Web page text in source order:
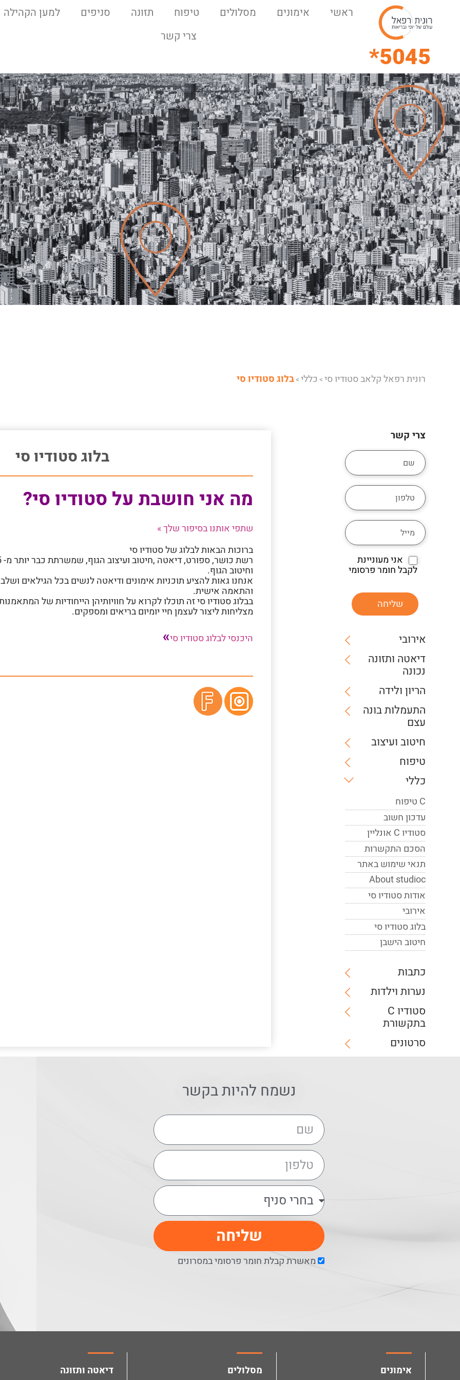
ראשי אימונים מסלולים טיפוח תזונה סניפים
למען הקהילה
צרי קשר
5045*
רונית רפאל קלאב סטודיו סי> כללי>בלוג סטודיו סי
צרי קשר
אני מעוניינת
לקבל חומר פרסומי
שליחה
אירובי
דיאטה ותזונה
נכונה
הריון ולידה
התעמלות בונה
עצם
חיטוב ועיצוב
טיפוח
כללי
C טיפוח
עדכון חשוב
סטודיו C אונליין
הסכם התקשרות
תנאי שימוש באתר
About studioc
אודות סטודיו סי
אירובי
בלוג סטודיו סי
חיטוב הישבן
כתבות
נערות וילדות
סטודיו C
בתקשורת
סרטונים
בלוג סטודיו סי
מה אני חושבת על סטודיו סי?
שתפי אותנו בסיפור שלך »
ברוכות הבאות לבלוג של סטודיו סי
וחיטוב הגוף.
אנחנו גאות להציע תוכניות אימונים ודיאטה לנשים בכל הגילאים
והתאמה אישית.
בבלוג סטודיו סי זה תוכלו לקרוא על חוויותיהן הייחודיות של
מצליחות ליצור לעצמן חיי יומיום בריאים ומספקים.
היכנסי לבלוג סטודיו סי»
נשמח להיות בקשר
מאשרת קבלת חומר פרסומי במסרונים
שליחה
אימונים מסלולים דיאטה ותזונה
instagram
facebook